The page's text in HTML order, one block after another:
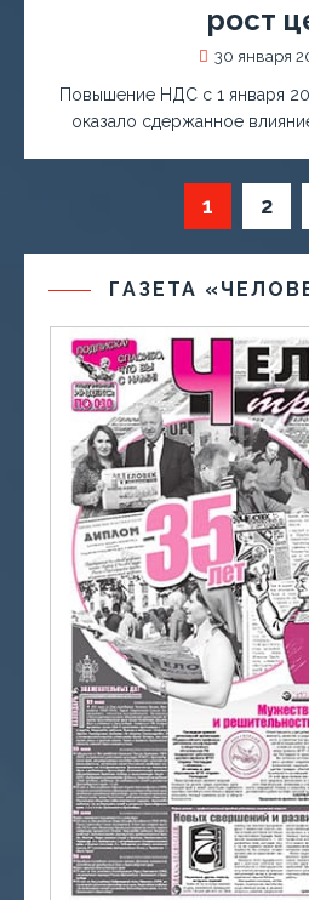
рост
30 января
Повышение НДС с 1 января
оказало сдержанное
1 2
ГАЗЕТА